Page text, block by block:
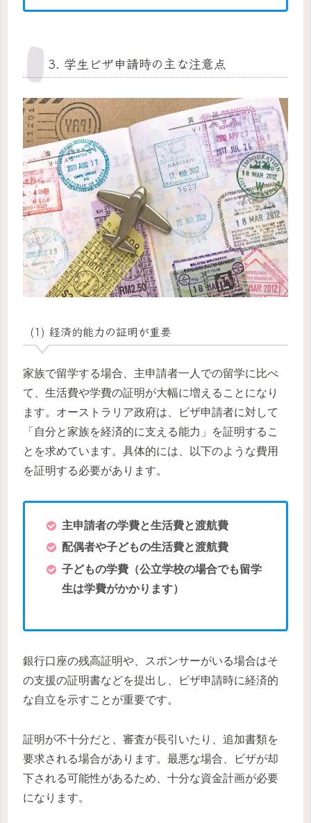
3. 学生ビザ申請時の主な注意点
(1) 経済的能力の証明が重要
家族で留学する場合、主申請者一人での留学に比べ
て、生活費や学費の証明が大幅に増えることになり
ます。オーストラリア政府は、ビザ申請者に対して
「自分と家族を経済的に支える能力」を証明するこ
とを求めています。具体的には、以下のような費用
を証明する必要があります。
主申請者の学費と生活費と渡航費
配偶者や子どもの生活費と渡航費
子どもの学費（公立学校の場合でも留学
生は学費がかかります）
銀行口座の残高証明や、スポンサーがいる場合はそ
の支援の証明書などを提出し、ビザ申請時に経済的
な自立を示すことが重要です。
証明が不十分だと、審査が長引いたり、追加書類を
要求される場合があります。最悪な場合、ビザが却
下される可能性があるため、十分な資金計画が必要
になります。